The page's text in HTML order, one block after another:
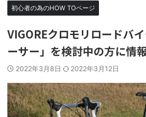
初心者の為のHOW TOページ
VIGOREクロモリロードバ
ーサー」を検討中の方に情
2022年3月8日 2022年3月12日